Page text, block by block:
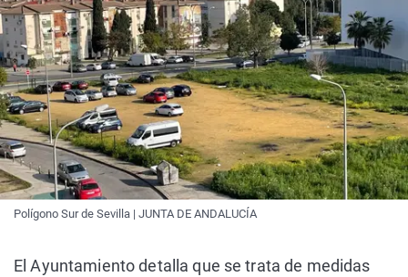
Polígono Sur de Sevilla | JUNTA DE ANDALUCÍA
El Ayuntamiento detalla que se trata de medidas